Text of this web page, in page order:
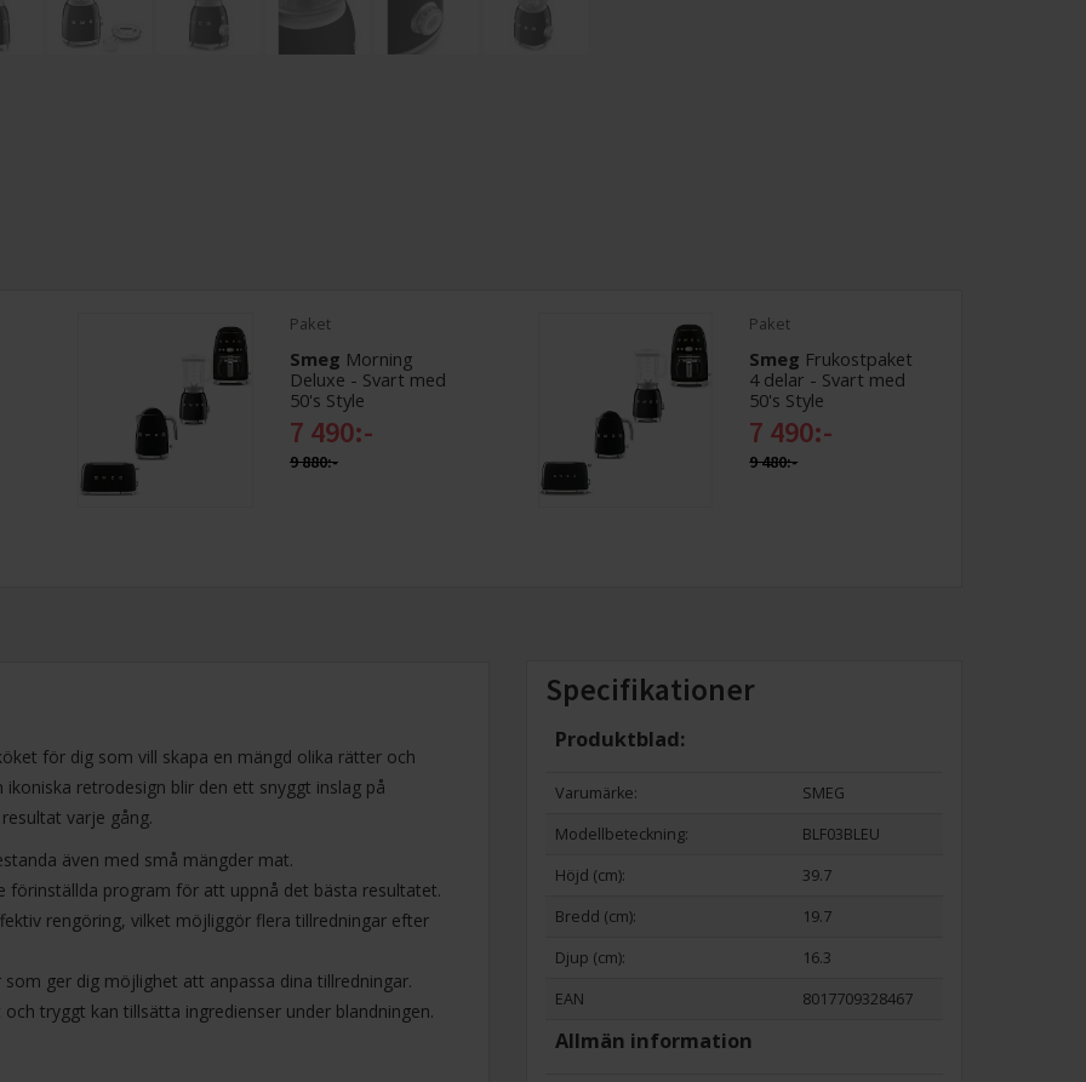
Paket
Smeg Morning
Deluxe - Svart med
50's Style
7 490:-
9 880:-
Paket
Smeg Frukostpaket
4 delar - Svart med
50's Style
7 490:-
9 480:-
för dig som vill skapa en mängd olika rätter och
retrodesign blir den ett snyggt inslag på
varje gång.
även med små mängder mat.
förinställda program för att uppnå det bästa resultatet.
rengöring, vilket möjliggör flera tillredningar efter
ger dig möjlighet att anpassa dina tillredningar.
tryggt kan tillsätta ingredienser under blandningen.
Specifikationer
Produktblad:
Varumärke:
SMEG
Modellbeteckning:
BLF03BLEU
Höjd (cm):
39.7
Bredd (cm):
19.7
Djup (cm):
16.3
EAN
8017709328467
Allmän information